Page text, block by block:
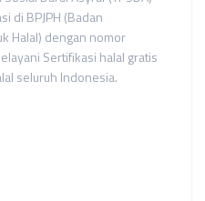
di BPJPH (Badan
Halal) dengan nomor
Sertifikasi halal gratis
seluruh Indonesia.